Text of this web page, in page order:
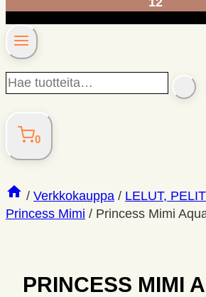
Hae
tuotteita…
0
/ Verkkokauppa / LELUT, PELIT
Princess Mimi / Princess Mimi
PRINCESS MIMI